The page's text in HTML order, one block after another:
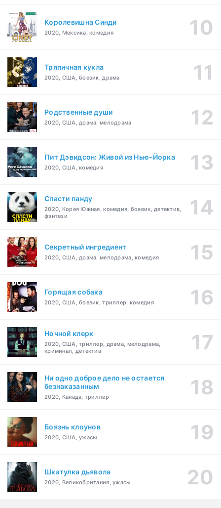
Королевишна Синди
2020, Мексика, комедия
Тряпичная кукла
2020, США, боевик, драма
Родственные души
2020, США, драма, мелодрама
Пит Дэвидсон: Живой из Нью-Йорка
2020, США, комедия
Спасти панду
2020, Корея Южная, комедия, боевик, детектив,
фэнтези
Секретный ингредиент
2020, США, драма, мелодрама, комедия
Горящая собака
2020, США, боевик, триллер, комедия
Ночной клерк
2020, США, триллер, драма, мелодрама,
криминал, детектив
Ни одно доброе дело не остается
безнаказанным
2020, Канада, триллер
Боязнь клоунов
2020, США, ужасы
Шкатулка дьявола
2020, Великобритания, ужасы